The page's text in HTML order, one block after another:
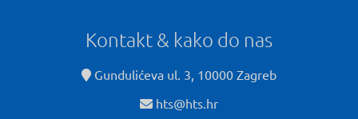
Kontakt & kako do nas
Gundulićeva ul. 3, 10000 Zagreb
hts@hts.hr